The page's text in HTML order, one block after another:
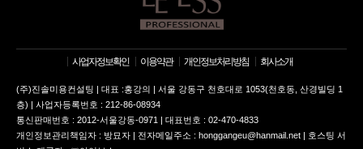
사업자정보확인 이용약관 개인정보처리방침 회사소개
(주)진솔미용컨설팅 | 대표 :홍강의 | 서울 강동구 천호대로 1053(천호동, 산경빌딩 1
층) | 사업자등록번호 : 212-86-08934
통신판매번호 : 2012-서울강동-0971 | 대표번호 : 02-470-4833
개인정보관리책임자 : 방묘자 | 전자메일주소 : honggangeu@hanmail.net | 호스팅 서